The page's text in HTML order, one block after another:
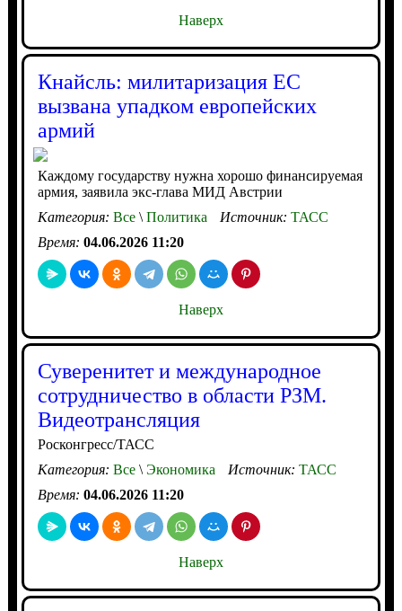
Наверх
Кнайсль: милитаризация ЕС
вызвана упадком европейских
армий
Каждому государству нужна хорошо финансируемая
армия, заявила экс-глава МИД Австрии
Категория: Все\Политика Источник: ТАСС
Время: 04.06.2026 11:20
Наверх
Суверенитет и международное
сотрудничество в области РЗМ.
Видеотрансляция
Росконгресс/ТАСС
Категория: Все\Экономика Источник: ТАСС
Время: 04.06.2026 11:20
Наверх